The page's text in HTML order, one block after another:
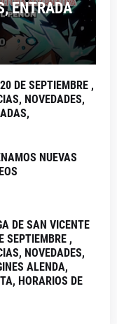
ENTRADA
DE SEPTIEMBRE ,
NOVEDADES,
NUEVAS
DE SAN VICENTE
SEPTIEMBRE ,
NOVEDADES,
ALENDA,
HORARIOS DE